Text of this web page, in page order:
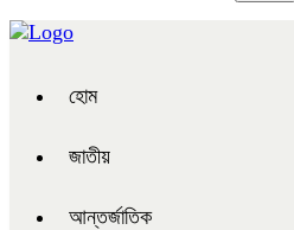
হোম
জাতীয়
আন্তর্জাতিক